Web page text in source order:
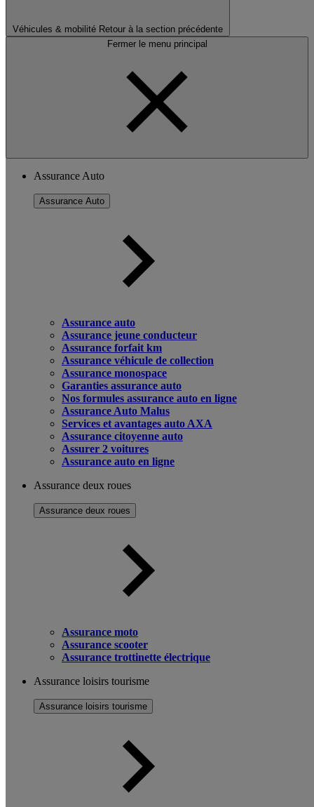
Véhicules & mobilité Retour à la section précédente
Fermer le menu principal
Assurance Auto
Assurance Auto
Assurance auto
Assurance jeune conducteur
Assurance forfait km
Assurance véhicule de collection
Assurance monospace
Garanties assurance auto
Nos formules assurance auto en ligne
Assurance Auto Malus
Services et avantages auto AXA
Assurance citoyenne auto
Assurer 2 voitures
Assurance auto en ligne
Assurance deux roues
Assurance deux roues
Assurance moto
Assurance scooter
Assurance trottinette électrique
Assurance loisirs tourisme
Assurance loisirs tourisme